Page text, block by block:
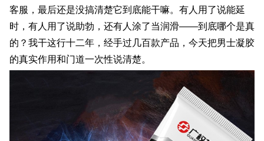
产品说明
在线订购
配送方式
客服，最后还是没搞清楚它到底能干嘛。有人用了说能延
时，有人用了说助勃，还有人涂了当润滑——到底哪个是真
的？我干这行十二年，经手过几百款产品，今天把男士凝胶
的真实作用和门道一次性说清楚。